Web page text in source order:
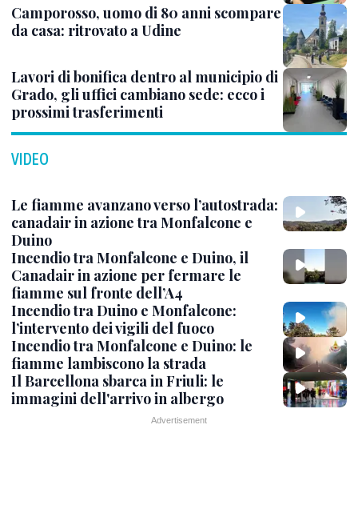
Camporosso, uomo di 80 anni scompare
da casa: ritrovato a Udine
Lavori di bonifica dentro al municipio di
Grado, gli uffici cambiano sede: ecco i
prossimi trasferimenti
VIDEO
Le fiamme avanzano verso l’autostrada:
canadair in azione tra Monfalcone e
Duino
Incendio tra Monfalcone e Duino, il
Canadair in azione per fermare le
fiamme sul fronte dell’A4
Incendio tra Duino e Monfalcone:
l’intervento dei vigili del fuoco
Incendio tra Monfalcone e Duino: le
fiamme lambiscono la strada
Il Barcellona sbarca in Friuli: le
immagini dell'arrivo in albergo